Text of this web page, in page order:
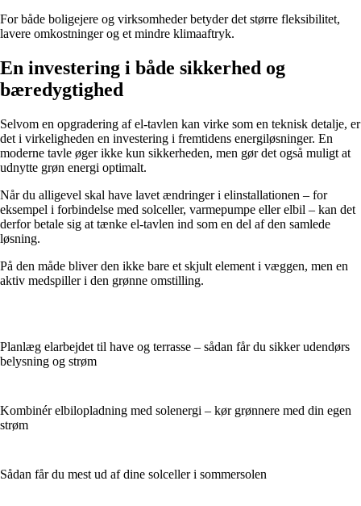
For både boligejere og virksomheder betyder det større fleksibilitet,
lavere omkostninger og et mindre klimaaftryk.
En investering i både sikkerhed og
bæredygtighed
Selvom en opgradering af el-tavlen kan virke som en teknisk detalje, er
det i virkeligheden en investering i fremtidens energiløsninger. En
moderne tavle øger ikke kun sikkerheden, men gør det også muligt at
udnytte grøn energi optimalt.
Når du alligevel skal have lavet ændringer i elinstallationen – for
eksempel i forbindelse med solceller, varmepumpe eller elbil – kan det
derfor betale sig at tænke el-tavlen ind som en del af den samlede
løsning.
På den måde bliver den ikke bare et skjult element i væggen, men en
aktiv medspiller i den grønne omstilling.
Planlæg elarbejdet til have og terrasse – sådan får du sikker udendørs
belysning og strøm
Kombinér elbilopladning med solenergi – kør grønnere med din egen
strøm
Sådan får du mest ud af dine solceller i sommersolen